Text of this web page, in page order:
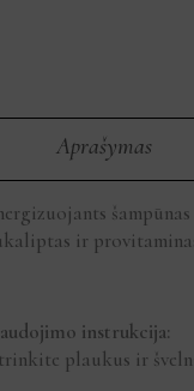
Aprašymas
ir
instrukcija:
plaukus ir